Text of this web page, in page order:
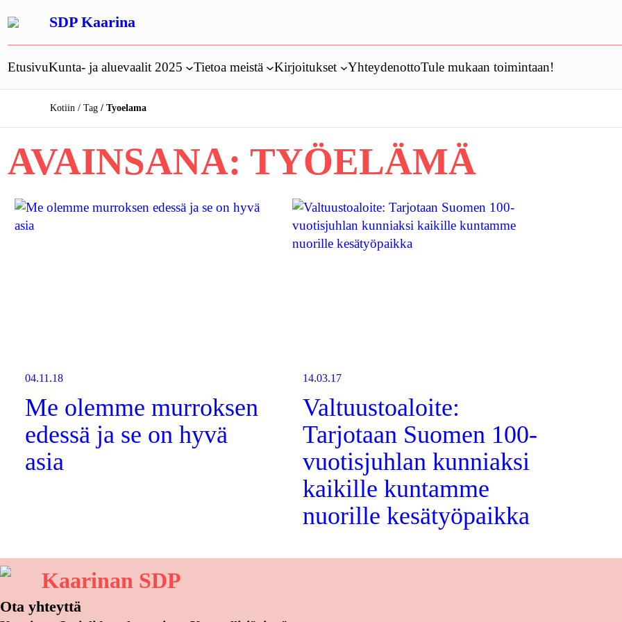
sisältöön
SDP Kaarina
EtusivuKunta- ja aluevaalit 2025 Tietoa meistä Kirjoitukset YhteydenottoTule mukaan toimintaan!
Kotiin Tag Tyoelama
AVAINSANA: TYÖELÄMÄ
04.11.18
Me olemme murroksen
edessä ja se on hyvä
asia
14.03.17
Valtuustoaloite:
Tarjotaan Suomen 100-
vuotisjuhlan kunniaksi
kaikille kuntamme
nuorille kesätyöpaikka
Kaarinan SDP
Ota yhteyttä